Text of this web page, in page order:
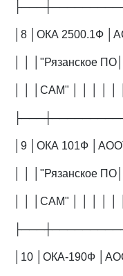
│8 │ОКА 2500.1Ф
│ │ │"Рязанское
│ │ │САМ" │ │ │ │ │ │
│9 │ОКА 101Ф
│ │ │"Рязанское
│ │ │САМ" │ │ │ │ │ │
│10 │ОКА-190Ф